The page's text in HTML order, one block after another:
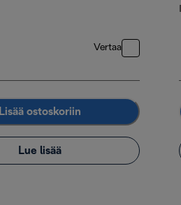
Vertaa
Lisää ostoskoriin
Lue lisää